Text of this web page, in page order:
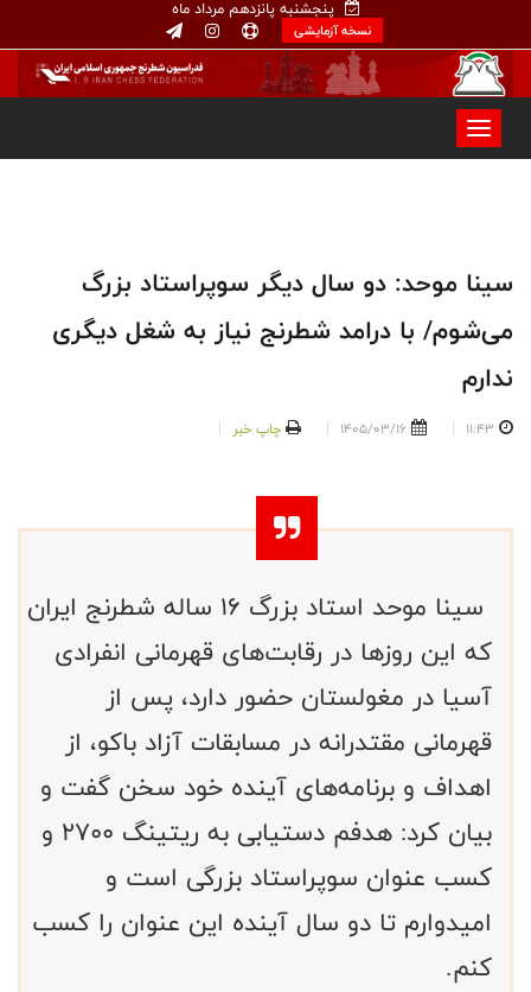
پنجشنبه پانزدهم مرداد ماه
نسخه آزمایشی
سینا موحد: دو سال دیگر سوپراستاد بزرگ
می‌شوم/ با درامد شطرنج نیاز به شغل دیگری
ندارم
11:43
1405/03/16 چاپ خبر
سینا موحد استاد بزرگ ۱۶ ساله شطرنج ایران
که این روزها در رقابت‌های قهرمانی انفرادی
آسیا در مغولستان حضور دارد، پس از
قهرمانی مقتدرانه در مسابقات آزاد باکو، از
اهداف و برنامه‌های آینده خود سخن گفت و
بیان کرد: هدفم دستیابی به ریتینگ ۲۷۰۰ و
کسب عنوان سوپراستاد بزرگی است و
امیدوارم تا دو سال آینده این عنوان را کسب
کنم.